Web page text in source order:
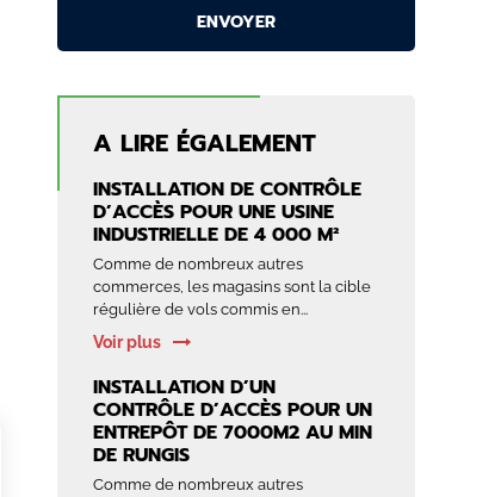
A LIRE ÉGALEMENT
INSTALLATION DE CONTRÔLE
D’ACCÈS POUR UNE USINE
INDUSTRIELLE DE 4 000 M²
Comme de nombreux autres
commerces, les magasins sont la cible
régulière de vols commis en...
Voir plus
INSTALLATION D’UN
CONTRÔLE D’ACCÈS POUR UN
ENTREPÔT DE 7000M2 AU MIN
DE RUNGIS
Comme de nombreux autres